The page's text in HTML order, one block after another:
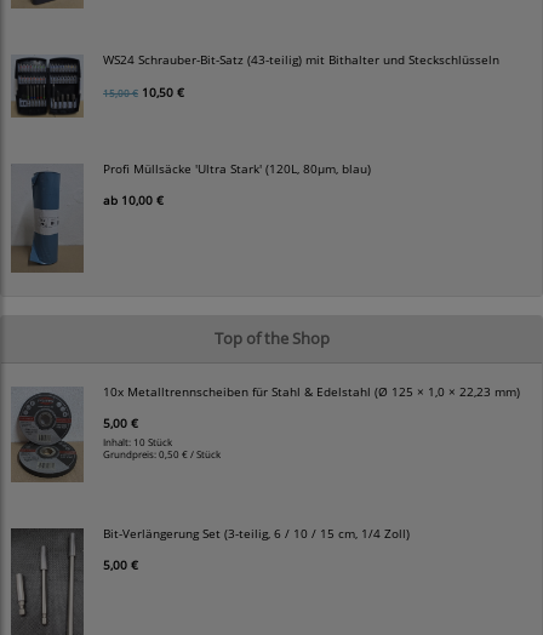
WS24 Schrauber-Bit-Satz (43-teilig) mit Bithalter und Steckschlüsseln
15,00 € 10,50 €
Profi Müllsäcke 'Ultra Stark' (120L, 80µm, blau)
ab 10,00 €
Top of the Shop
10x Metalltrennscheiben für Stahl & Edelstahl (Ø 125 × 1,0 × 22,23 mm)
5,00 €
Inhalt: 10 Stück
Grundpreis:0,50 € / Stück
Bit-Verlängerung Set (3-teilig, 6 / 10 / 15 cm, 1/4 Zoll)
5,00 €